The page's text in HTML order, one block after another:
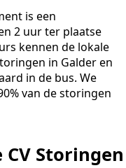
is een
2 uur ter plaatse
kennen de lokale
in Galder en
in de bus. We
van de storingen
Storingen